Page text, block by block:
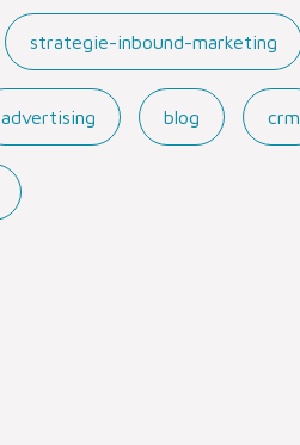
strategie-inbound-marketing
advertising blog crm